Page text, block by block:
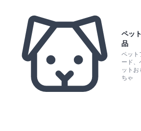
ペッ
品
ペット
ード、
ットお
ちゃ